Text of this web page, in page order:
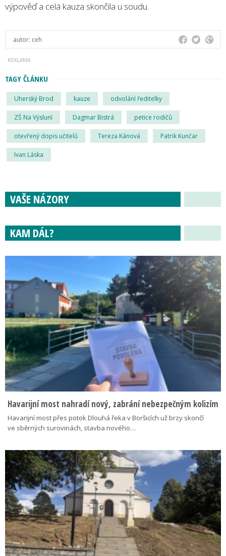
výpověď a celá kauza skončila u soudu.
autor: ceh
TAGY ČLÁNKU
Uherský Brod kauze odvolání ředitelky
ZŠ Na Výsluní Dagmar Bistrá petice rodičů
otevřený dopis učitelů Tereza Kánová Patrik Kunčar
Ivan Láska
VAŠE NÁZORY
KAM DÁL?
Havarijní most nahradí nový, zabrání nebezpečným kolizím
Havarijní most přes potok Dlouhá řeka v Boršicích už brzy skončí
ve sběrných surovinách, stavba nového…